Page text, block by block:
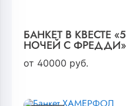
БАНКЕТ В КВЕСТЕ «5
НОЧЕЙ С ФРЕДДИ»
от 40000 руб.